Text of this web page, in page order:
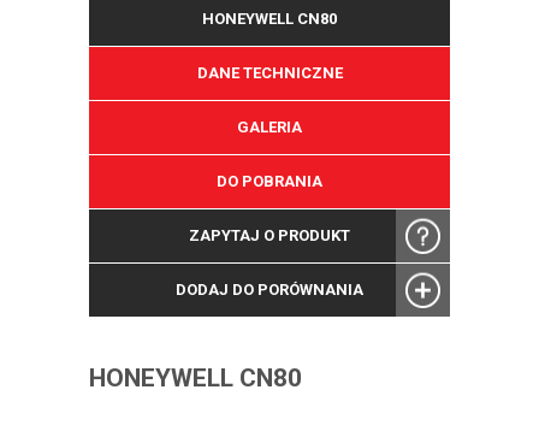
HONEYWELL CN80
DANE TECHNICZNE
GALERIA
DO POBRANIA
ZAPYTAJ O PRODUKT
DODAJ DO PORÓWNANIA
HONEYWELL CN80